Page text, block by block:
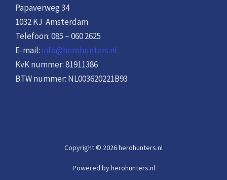
Papaverweg 34
1032 KJ Amsterdam
Telefoon: 085 – 060 2625
E-mail: info@herohunters.nl
KvK nummer: 81911386
BTW nummer: NL003620221B93
Copyright © 2026 herohunters.nl
Powered by herohunters.nl